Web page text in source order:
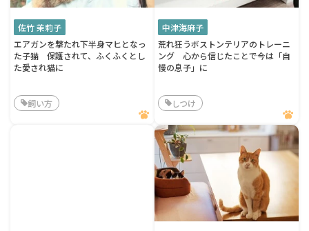
佐竹 茉莉子
エアガンを撃たれ下半身マヒとなっ
た子猫 保護されて、ふくふくとし
た愛され猫に
飼い方
中津海麻子
荒れ狂うボストンテリアのトレーニ
ング 心から信じたことで今は「自
慢の息子」に
しつけ